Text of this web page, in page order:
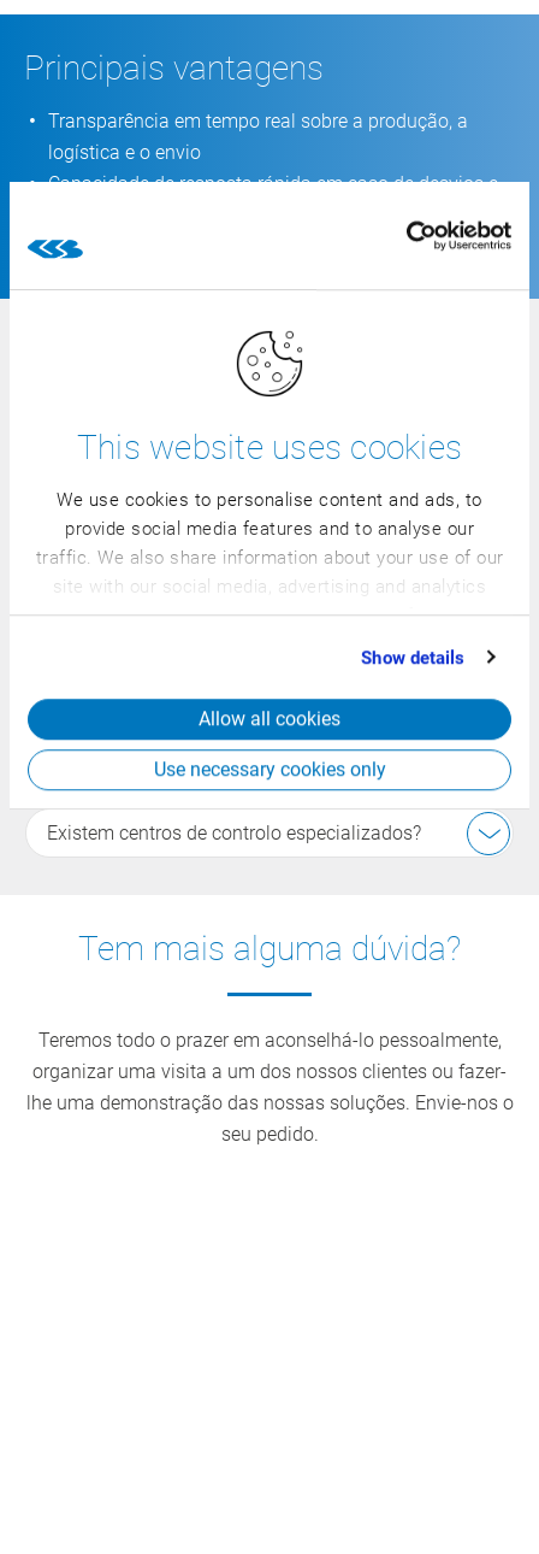
This website uses cookies
We use cookies to personalise content and ads, to
provide social media features and to analyse our
traffic. We also share information about your use of our
site with our social media, advertising and analytics
partners who may combine it with other information
that you’ve provided to them or that they’ve collected
Show details
Allow all cookies
Use necessary cookies only
Principais vantagens
Transparência em tempo real sobre a produção, a
logística e o envio
Capacidade de resposta rápida em caso de desvios e
Base sólida para a gestão operacional e a otimização
Perguntas frequentes
O que é uma sala de controlo no contexto do
Visualização e controlo centralizados dos processos
operacionais nas áreas de produção, intralogística e
De que forma ajuda na tomada de decisões?
Existem centros de controlo especializados?
Tem mais alguma dúvida?
Teremos todo o prazer em aconselhá-lo pessoalmente,
organizar uma visita a um dos nossos clientes ou fazer-
lhe uma demonstração das nossas soluções. Envie-nos o
seu pedido.